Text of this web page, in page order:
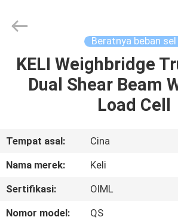
RUMAH
VIDEO
KAMI
Co.,Limited.
Beratnya beban sel
KELI Weighbridge
Dual Shear Beam
Load Cell
Tempat asal:
Cina
Nama merek:
Keli
Sertifikasi:
OIML
Nomor model:
QS